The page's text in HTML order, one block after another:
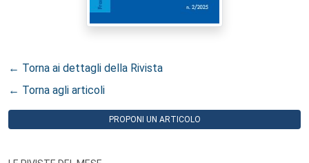
← Torna ai dettagli della Rivista
← Torna agli articoli
PROPONI UN ARTICOLO